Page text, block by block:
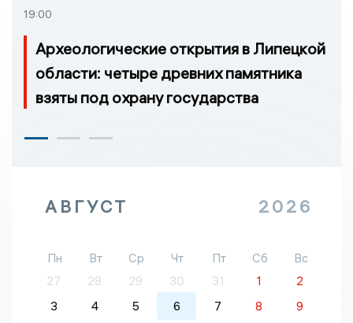
19:00
Археологические открытия в Липецкой
области: четыре древних памятника
взяты под охрану государства
АВГУСТ 2026
Пн Вт Ср Чт Пт Сб
Вс
27
28 29 30 31 1
2
3
4 5 6 7 8
9